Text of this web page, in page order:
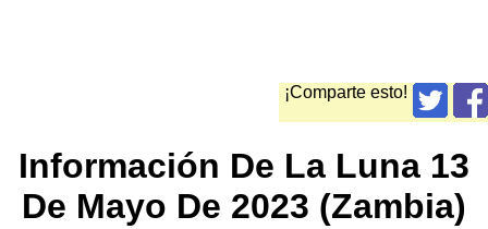
¡Comparte esto!
Información De La Luna 13
De Mayo De 2023 (Zambia)